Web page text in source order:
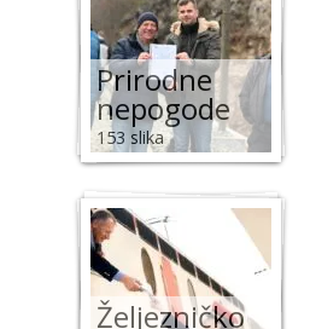
Prirodne
nepogode
153 slika
Željezničko